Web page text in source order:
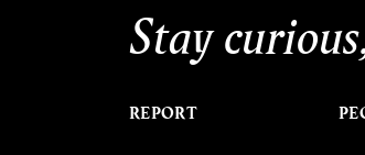
Stay
REPORT